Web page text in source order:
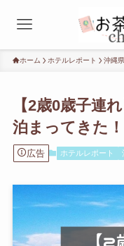
ホーム ホテルレポート 沖縄県
【2歳0歳子連
泊まってきた！
広告 ホテルレポート